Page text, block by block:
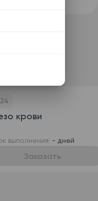
крови
выполнения: - дней
Заказать